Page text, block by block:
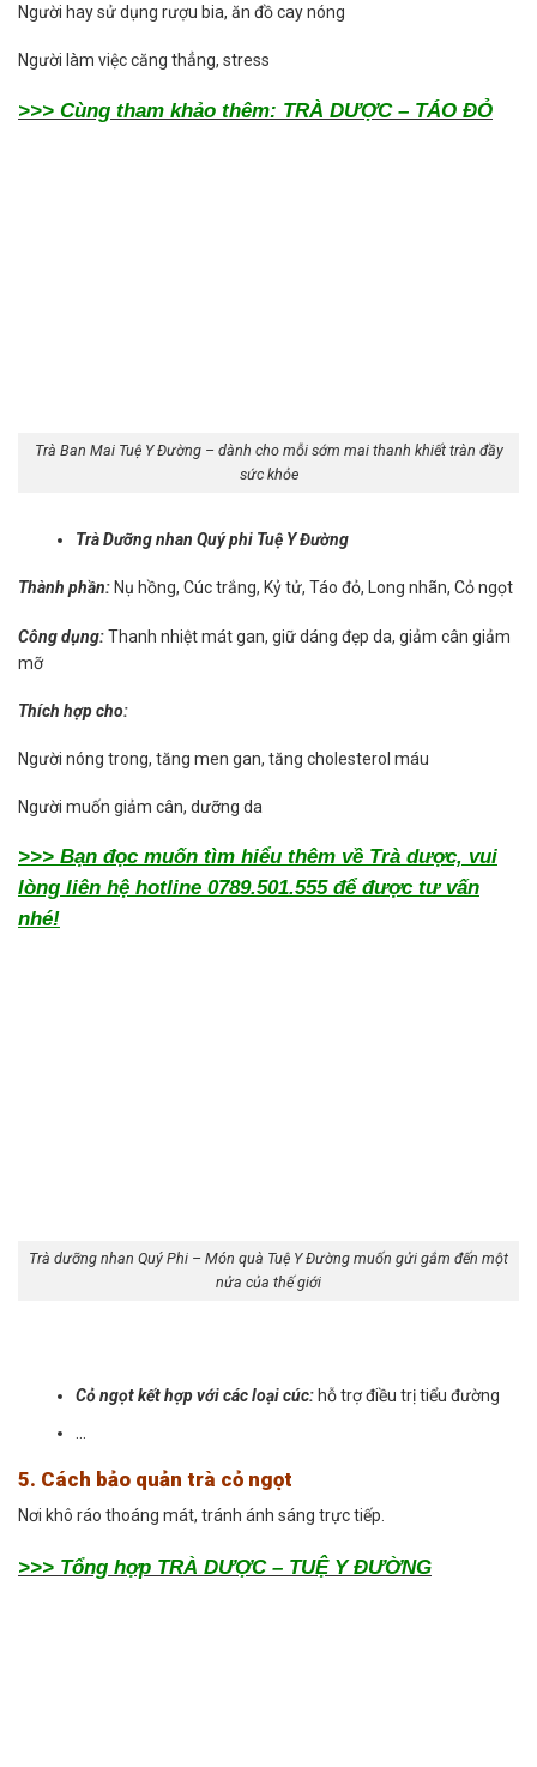
Người hay sử dụng rượu bia, ăn đồ cay nóng
Người làm việc căng thẳng, stress
>>> Cùng tham khảo thêm: TRÀ DƯỢC – TÁO ĐỎ
Trà Ban Mai Tuệ Y Đường – dành cho mỗi sớm mai thanh khiết tràn đầy
sức khỏe
Trà Dưỡng nhan Quý phi Tuệ Y Đường
Thành phần: Nụ hồng, Cúc trắng, Kỷ tử, Táo đỏ, Long nhãn, Cỏ ngọt
Công dụng:Thanh nhiệt mát gan, giữ dáng đẹp da, giảm cân giảm
mỡ
Thích hợp cho:
Người nóng trong, tăng men gan, tăng cholesterol máu
Người muốn giảm cân, dưỡng da
>>> Bạn đọc muốn tìm hiểu thêm về Trà dược, vui
lòng liên hệ hotline 0789.501.555 để được tư vấn
nhé!
Trà dưỡng nhan Quý Phi – Món quà Tuệ Y Đường muốn gửi gắm đến một
nửa của thế giới
Cỏ ngọt kết hợp với các loại cúc: hỗ trợ điều trị tiểu đường
5. Cách bảo quản trà cỏ ngọt
Nơi khô ráo thoáng mát, tránh ánh sáng trực tiếp.
>>> Tổng hợp TRÀ DƯỢC – TUỆ Y ĐƯỜNG